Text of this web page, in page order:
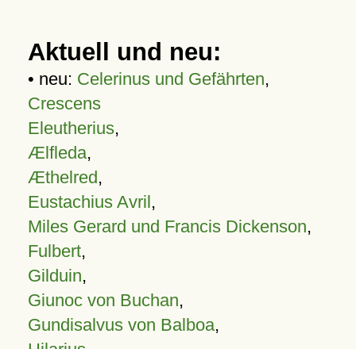
Aktuell und neu:
• neu: Celerinus und Gefährten,
Crescens
Eleutherius,
Ælfleda,
Æthelred,
Eustachius Avril,
Miles Gerard und Francis Dickenson,
Fulbert,
Gilduin,
Giunoc von Buchan,
Gundisalvus von Balboa,